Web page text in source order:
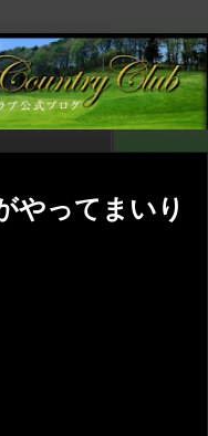
ってまいり